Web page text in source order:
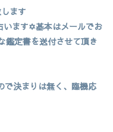
ます
ます✡基本はメールでお
鑑定書を送付させて頂き
決まりは無く、臨機応